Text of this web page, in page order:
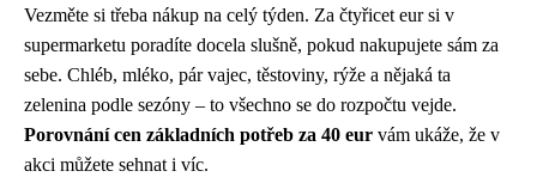
Vezměte si třeba nákup na celý týden. Za čtyřicet eur si v
supermarketu poradíte docela slušně, pokud nakupujete sám za
sebe. Chléb, mléko, pár vajec, těstoviny, rýže a nějaká ta
zelenina podle sezóny – to všechno se do rozpočtu vejde.
Porovnání cen základních potřeb za 40 eur vám ukáže, že v
akci můžete sehnat i víc.